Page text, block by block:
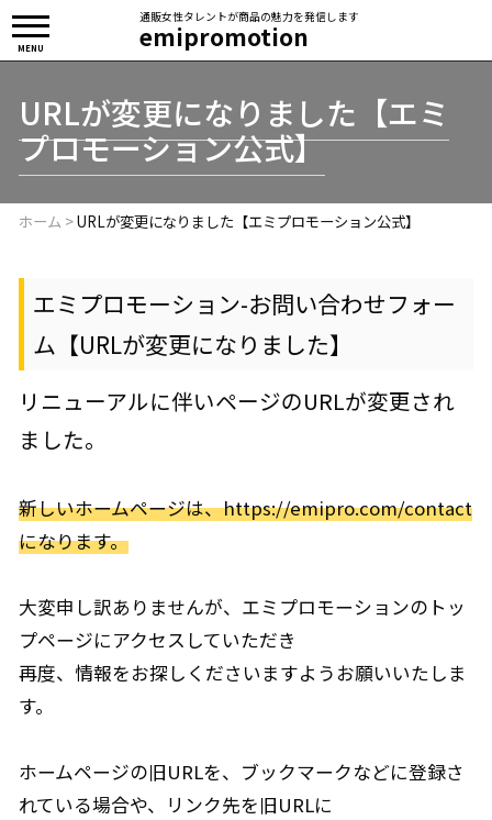
通販女性タレントが商品の魅力を発信します
emipromotion
MENU
URLが変更になりました【エミ
プロモーション公式】
ホーム >URLが変更になりました【エミプロモーション公式】
エミプロモーション-お問い合わせフォー
ム【URLが変更になりました】
リニューアルに伴いページのURLが変更され
ました。
新しいホームページは、https://emipro.com/contact
になります。
大変申し訳ありませんが、エミプロモーションのトッ
プページにアクセスしていただき
再度、情報をお探しくださいますようお願いいたしま
す。
ホームページの旧URLを、ブックマークなどに登録さ
れている場合や、リンク先を旧URLに